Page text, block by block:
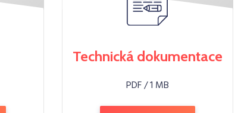
Technická dokumentace
PDF / 1 MB